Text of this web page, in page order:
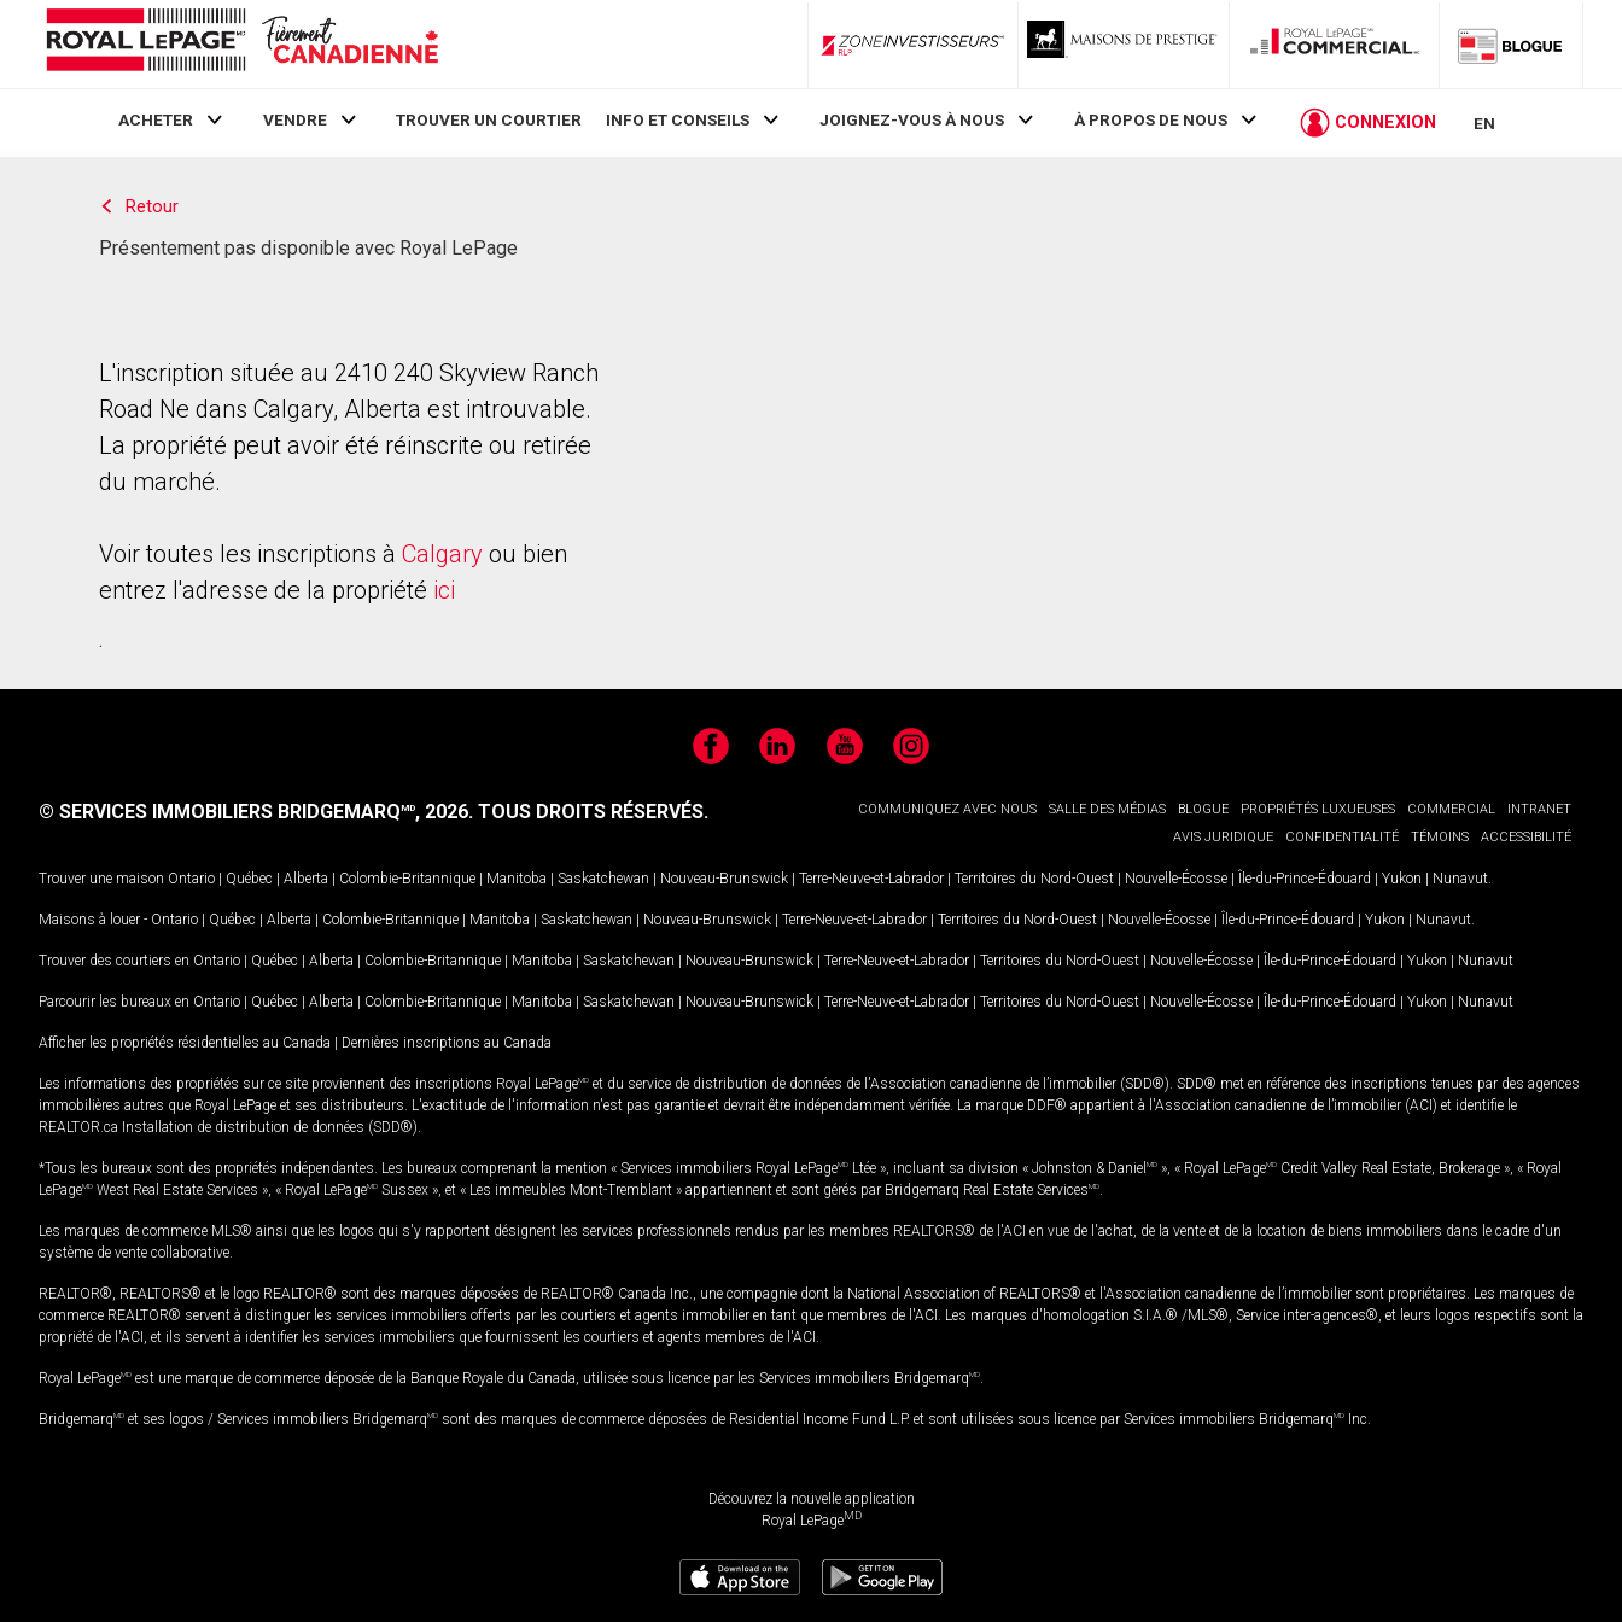
ZoneInvestisseurs RLP
ACHETER VENDRE TROUVER UN COURTIER INFO ET CONSEILS JOIGNEZ-VOUS À NOUS À PROPOS DE NOUS CONNEXION EN
Retour
Présentement pas disponible avec Royal LePage
L'inscription située au 2410 240 Skyview Ranch
Road Ne dans Calgary, Alberta est introuvable.
La propriété peut avoir été réinscrite ou retirée
du marché.
Voir toutes les inscriptions à Calgary ou bien
entrez l'adresse de la propriété ici
.
FacebookLinkedIn YouTubeInstagram
COMMUNIQUEZ AVEC NOUS SALLE DES MÉDIAS BLOGUE PROPRIÉTÉS LUXUEUSES COMMERCIAL
INTRANET
AVIS JURIDIQUE
CONFIDENTIALITÉ TÉMOINS ACCESSIBILITÉ
© SERVICES IMMOBILIERS BRIDGEMARQMD, 2026. TOUS DROITS RÉSERVÉS.
Trouver une maison Ontario | Québec | Alberta | Colombie-Britannique | Manitoba | Saskatchewan | Nouveau-Brunswick | Terre-Neuve-et-Labrador | Territoires du Nord-Ouest | Nouvelle-Écosse | Île-du-Prince-Édouard | Yukon | Nunavut
Maisons à louer - Ontario | Québec | Alberta | Colombie-Britannique | Manitoba | Saskatchewan | Nouveau-Brunswick | Terre-Neuve-et-Labrador | Territoires du Nord-Ouest | Nouvelle-Écosse | Île-du-Prince-Édouard | Yukon | Nunavut
Trouver des courtiers en Ontario | Québec | Alberta | Colombie-Britannique | Manitoba | Saskatchewan | Nouveau-Brunswick | Terre-Neuve-et-Labrador | Territoires du Nord-Ouest | Nouvelle-Écosse | Île-du-Prince-Édouard | Yukon | Nunavut
Parcourir les bureaux en Ontario | Québec | Alberta | Colombie-Britannique | Manitoba | Saskatchewan | Nouveau-Brunswick | Terre-Neuve-et-Labrador | Territoires du Nord-Ouest | Nouvelle-Écosse | Île-du-Prince-Édouard | Yukon | Nunavut
Afficher les propriétés résidentielles au Canada | Dernières inscriptions au Canada
Les informations des propriétés sur ce site proviennent des inscriptions Royal LePageMD et du service de distribution de données de l'Association canadienne de l’immobilier (SDD®). SDD® met en référence des inscriptions tenues par des agences
immobilières autres que Royal LePage et ses distributeurs. L'exactitude de l'information n'est pas garantie et devrait être indépendamment vérifiée. La marque DDF® appartient à l'Association canadienne de l’immobilier (ACI) et identifie le
REALTOR.ca Installation de distribution de données (SDD®).
*Tous les bureaux sont des propriétés indépendantes. Les bureaux comprenant la mention « Services immobiliers Royal LePageMD Ltée », incluant sa division « Johnston & Daniel MD », « Royal LePageMD Credit Valley Real Estate, Brokerage », « Royal
LePageMD West Real Estate Services », « Royal LePageMD Sussex », et « Les immeubles Mont-Tremblant » appartiennent et sont gérés par Bridgemarq Real Estate ServicesMD
Les marques de commerce MLS® ainsi que les logos qui s'y rapportent désignent les services professionnels rendus par les membres REALTORS® de l'ACI en vue de l'achat, de la vente et de la location de biens immobiliers dans le cadre d'un
système de vente collaborative.
REALTOR®, REALTORS® et le logo REALTOR® sont des marques déposées de REALTOR® Canada Inc., une compagnie dont la National Association of REALTORS® et l'Association canadienne de l’immobilier sont propriétaires. Les marques de
commerce REALTOR® servent à distinguer les services immobiliers offerts par les courtiers et agents immobilier en tant que membres de l'ACI. Les marques d'homologation S.I.A.® /MLS®, Service inter-agences®, et leurs logos respectifs sont la
propriété de l'ACI, et ils servent à identifier les services immobiliers que fournissent les courtiers et agents membres de l'ACI.
Royal LePageMD est une marque de commerce déposée de la Banque Royale du Canada, utilisée sous licence par les Services immobiliers BridgemarqMD
BridgemarqMD et ses logos / Services immobiliers BridgemarqMD sont des marques de commerce déposées de Residential Income Fund L.P. et sont utilisées sous licence par Services immobiliers BridgemarqMD Inc.
Découvrez la nouvelle application
Royal LePageMD